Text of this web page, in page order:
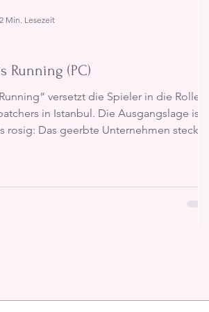
Running (PC)
versetzt die Spieler in die Rolle
in Istanbul. Die Ausgangslage ist
rosig: Das geerbte Unternehmen steckt
2 Min. Lesezeit